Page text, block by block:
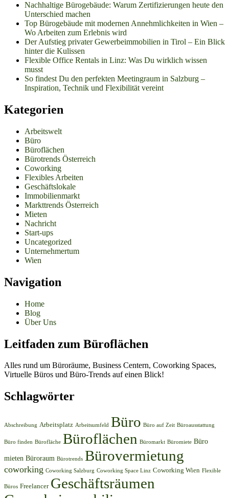
Nachhaltige Bürogebäude: Warum Zertifizierungen heute den
Unterschied machen
Top Bürogebäude mit modernen Annehmlichkeiten in Wien –
Wo Arbeiten zum Erlebnis wird
Der Aufstieg privater Gewerbeimmobilien in Tirol – Ein Blick
hinter die Kulissen
Flexible Office Rentals in Linz: Was Du wirklich wissen
musst
So findest Du den perfekten Meetingraum in Salzburg –
Inspiration, Technik und Flexibilität vereint
Kategorien
Arbeitswelt
Büro
Büroflächen
Bürotrends Österreich
Coworking
Flexibles Arbeiten
Geschäftslokale
Immobilienmarkt
Markttrends Österreich
Mieten
Nachricht
Start-ups
Uncategorized
Unternehmertum
Wien
Navigation
Home
Blog
Über Uns
Leitfaden zum Büroflächen
Alles rund um Büroräume, Business Centern, Coworking Spaces,
Virtuelle Büros und Büro-Trends auf einen Blick!
Schlagwörter
Abschreibung Arbeitsplatz Arbeitsumfeld Büro Büro auf Zeit Büroausstattung
Büro finden Bürofläche Büroflächen Büromarkt Büromiete Büro
mieten Büroraum Bürotrends Bürovermietung
coworking Coworking Salzburg Coworking Space Linz Coworking Wien Flexible
Büros Freelancer Geschäftsräumen